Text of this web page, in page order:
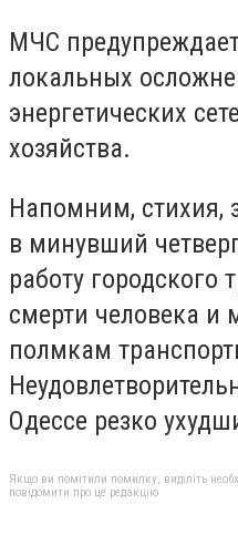
МЧС
локальных
энергетических
хозяйства.
Напомним, стихия,
в минувший
работу городского
смерти человека и
полмкам
Одессе резко
Якщо ви помітили помилку, виділіть
повідомити про це редакцію